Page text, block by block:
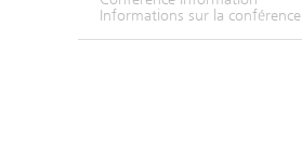
Informations sur la conférence